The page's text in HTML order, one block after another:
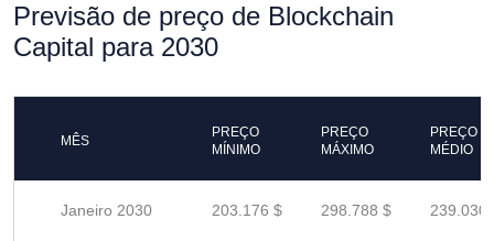
Previsão de preço de Blockchain
Capital para 2030
MÊS
PREÇO
MÍNIMO
PREÇO
MÁXIMO
PREÇO
MÉDIO
Janeiro 2030 203.176 $ 298.788 $ 239.030